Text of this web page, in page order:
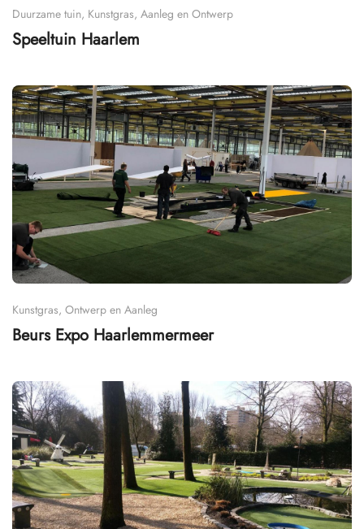
Duurzame tuin, Kunstgras, Aanleg en Ontwerp
Speeltuin Haarlem
Kunstgras, Ontwerp en Aanleg
Beurs Expo Haarlemmermeer